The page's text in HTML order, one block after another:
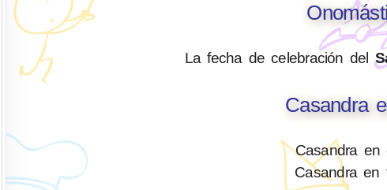
La fecha de celebración del
Casandra
Casandra en
Casandra en